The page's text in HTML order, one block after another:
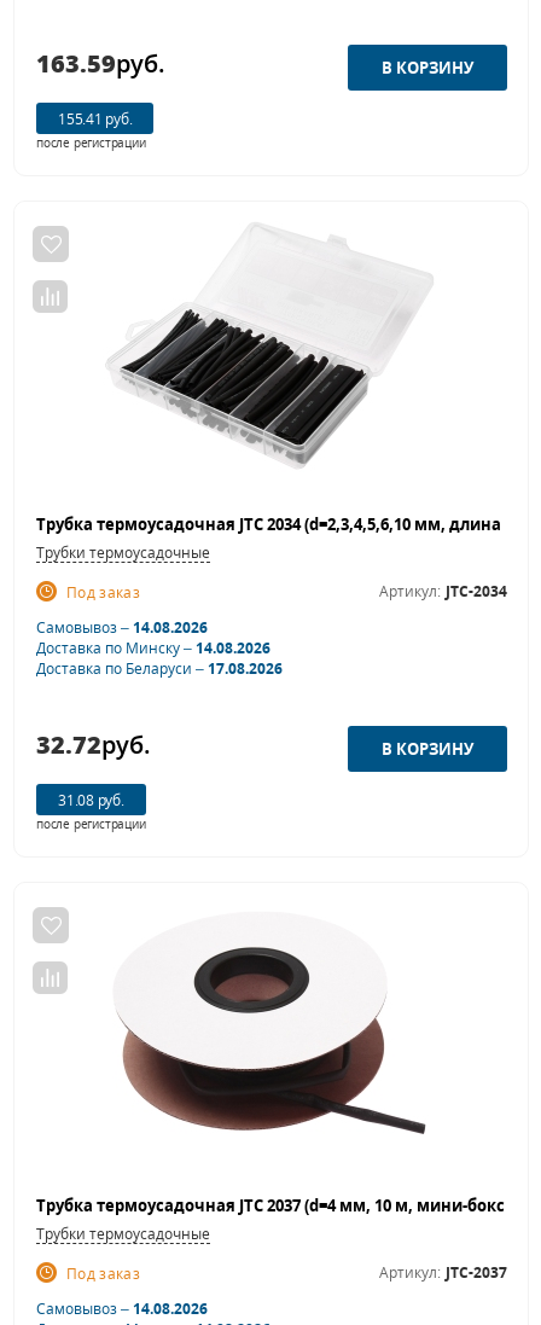
163.59руб.
155.41 руб.
после регистрации
Трубки термоусадочные
Под заказ
Артикул: JTC-2034
Самовывоз –14.08.2026
Доставка по Минску –14.08.2026
Доставка по Беларуси –17.08.2026
32.72руб.
31.08 руб.
после регистрации
Трубки термоусадочные
Под заказ
Артикул: JTC-2037
Самовывоз –14.08.2026